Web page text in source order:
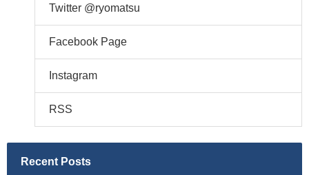
Twitter @ryomatsu
Facebook Page
Instagram
RSS
Recent Posts